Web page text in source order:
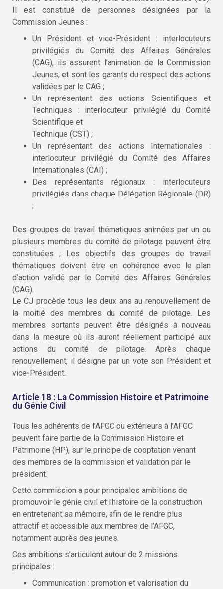
Il est constitué de personnes désignées par la
Commission Jeunes :
Un Président et vice-Président : interlocuteurs
privilégiés du Comité des Affaires Générales
(CAG), ils assurent l’animation de la Commission
Jeunes, et sont les garants du respect des actions
validées par le CAG ;
Un représentant des actions Scientifiques et
Techniques : interlocuteur privilégié du Comité
Scientifique et
Technique (CST) ;
Un représentant des actions Internationales :
interlocuteur privilégié du Comité des Affaires
Internationales (CAI) ;
Des représentants régionaux : interlocuteurs
privilégiés dans chaque Délégation Régionale (DR)
;
Des groupes de travail thématiques animées par un ou
plusieurs membres du comité de pilotage peuvent être
constituées ; Les objectifs des groupes de travail
thématiques doivent être en cohérence avec le plan
d’action validé par le Comité des Affaires Générales
(CAG).
Le CJ procède tous les deux ans au renouvellement de
la moitié des membres du comité de pilotage. Les
membres sortants peuvent être désignés à nouveau
dans la mesure où ils auront réellement participé aux
actions du comité de pilotage. Après chaque
renouvellement, il désigne par un vote son Président et
vice-Président.
Article 18 : La Commission Histoire et Patrimoine
du Génie Civil
Tous les adhérents de l’AFGC ou extérieurs à l’AFGC
peuvent faire partie de la Commission Histoire et
Patrimoine (HP), sur le principe de cooptation venant
des membres de la commission et validation par le
président.
Cette commission a pour principales ambitions de
promouvoir le génie civil et l’histoire de la construction
en entretenant sa mémoire, afin de le rendre plus
attractif et accessible aux membres de l’AFGC,
notamment auprès des jeunes.
Ces ambitions s’articulent autour de 2 missions
principales :
Communication : promotion et valorisation du